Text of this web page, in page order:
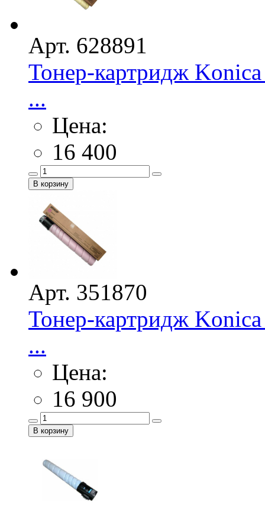
Арт. 628891
Тонер-картридж
...
Цена:
16 400
Арт. 351870
Тонер-картридж
...
Цена:
16 900